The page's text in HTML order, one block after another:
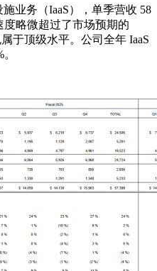
业务（IaaS），单季营收 58
度略微超过了市场预期的
于顶级水平。公司全年 IaaS